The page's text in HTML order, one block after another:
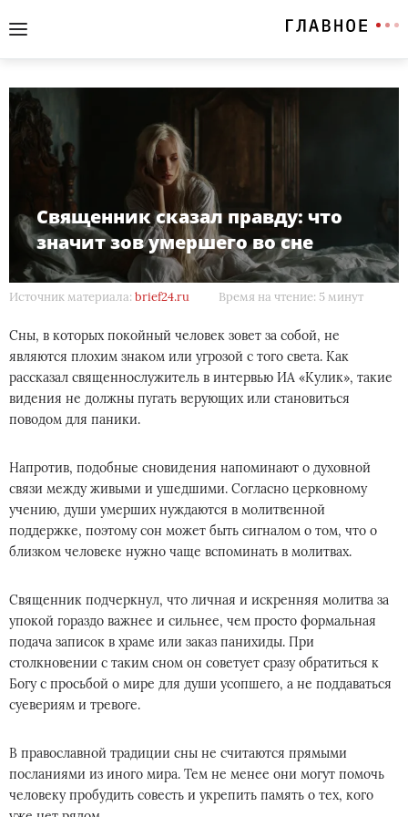
Священник сказал правду: что
значит зов умершего во сне
Источник материала: brief24.ru Время на чтение: 5 минут
Сны, в которых покойный человек зовет за собой, не
являются плохим знаком или угрозой с того света. Как
рассказал священнослужитель в интервью ИА «Кулик», такие
видения не должны пугать верующих или становиться
поводом для паники.
Напротив, подобные сновидения напоминают о духовной
связи между живыми и ушедшими. Согласно церковному
учению, души умерших нуждаются в молитвенной
поддержке, поэтому сон может быть сигналом о том, что о
близком человеке нужно чаще вспоминать в молитвах.
Священник подчеркнул, что личная и искренняя молитва за
упокой гораздо важнее и сильнее, чем просто формальная
подача записок в храме или заказ панихиды. При
столкновении с таким сном он советует сразу обратиться к
Богу с просьбой о мире для души усопшего, а не поддаваться
суевериям и тревоге.
В православной традиции сны не считаются прямыми
посланиями из иного мира. Тем не менее они могут помочь
человеку пробудить совесть и укрепить память о тех, кого